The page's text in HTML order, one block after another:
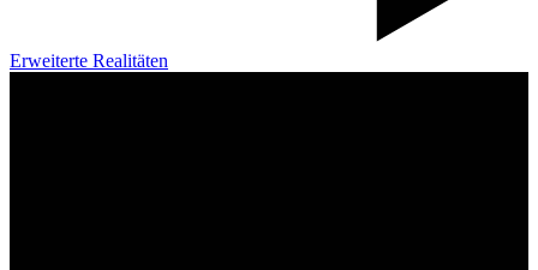
Erweiterte Realitäten